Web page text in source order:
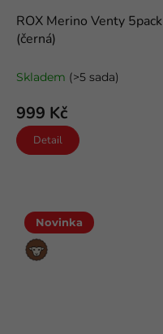
ROX Merino Venty 5pack
(černá)
Skladem (>5 sada)
999 Kč
Detail
Novinka
Merino
vlna